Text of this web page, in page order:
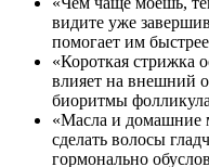
видите уже
помогает им
«Короткая стрижка
влияет на внешний
биоритмы
«Масла и домашние
сделать волосы
гормонально